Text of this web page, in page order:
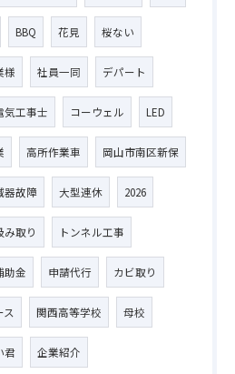
BBQ 花見 桜ない
様 社員一同 デパート
気工事士 コーウェル LED
高所作業車 岡山市南区新保
器故障 大型連休 2026
み取り トンネル工事
助金 申請代行 カビ取り
ス 関西高等学校 母校
君 企業紹介
わせはこちら